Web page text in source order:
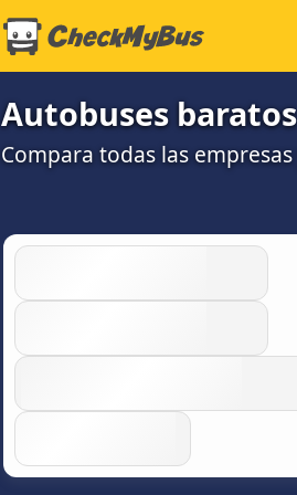
Autobuses
Compara todas las